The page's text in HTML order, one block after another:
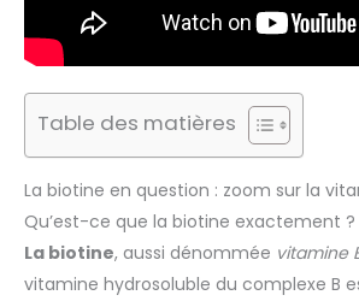
Table des matières
La biotine en question : zoom sur la
Qu’est-ce que la biotine exactement ?
La biotine, aussi dénommée vitamine
vitamine hydrosoluble du complexe B